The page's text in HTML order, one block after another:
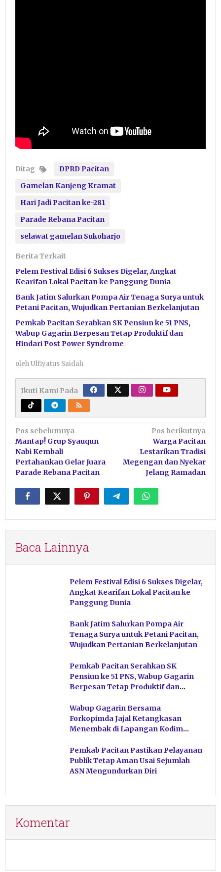
Ditag
DPRD Pacitan
Gamelan Kanjeng Kramat
Hari Jadi Pacitan ke-281
Parade Rebana Pacitan
selawat gamelan Sukoharjo
Berita Terkait
Pelem Festival Edisi 6 Sukses Digelar, Angkat
Kearifan Lokal Pacitan ke Panggung Dunia
Bank Jatim Salurkan Pompa Air Tenaga Surya untuk
Petani Pacitan, Wujudkan Pertanian Berkelanjutan
Pemkab Pacitan Serahkan SK Pensiun ke 51 PNS,
Wabup Gagarin Berpesan Tetap Produktif dan
Hindari Post Power Syndrome
olehUlfiyatus Saidah
Ikuti Kami Pada
Navigasi
pos
Pos sebelumnya
Mantap! Grup Syauqun
Nabi Kembali
Pertahankan Gelar Juara
Parade Rebana Pacitan
Pos berikutnya
Warga Pacitan
Lestarikan Tradisi
Megengan dan Nyekar
Jelang Ramadan
Baca Lainnya
Pelem Festival Edisi 6 Sukses Digelar,
Angkat Kearifan Lokal Pacitan ke
Panggung Dunia
Bank Jatim Salurkan Pompa Air
Tenaga Surya untuk Petani Pacitan,
Wujudkan Pertanian Berkelanjutan
Pemkab Pacitan Serahkan SK
Pensiun ke 51 PNS, Wabup Gagarin
Berpesan Tetap Produktif dan
Wabup Gagarin Bersama
Forkopimda Jajal Ketangkasan
Menembak di Lapangan Kodim
Pemkab Pacitan Pastikan Pelayanan
Publik Tetap Aman Usai Sejumlah
ASN Mengundurkan Diri
Komentar